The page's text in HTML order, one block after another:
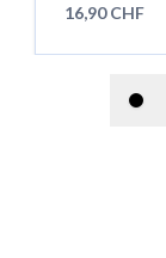
16,90 CHF